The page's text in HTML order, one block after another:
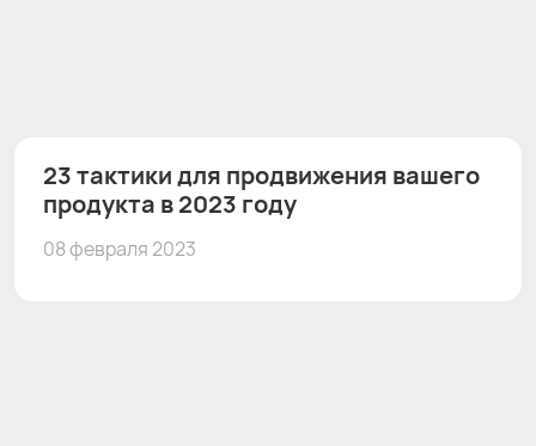
23 тактики для продвижения вашего
продукта в 2023 году
08 февраля 2023